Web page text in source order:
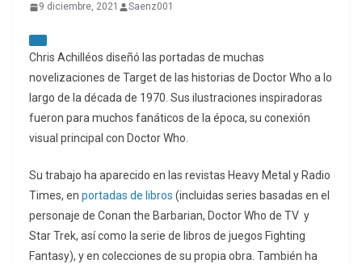
9 diciembre, 2021 Saenz001
Chris Achilléos diseñó las portadas de muchas
novelizaciones de Target de las historias de Doctor Who a lo
largo de la década de 1970. Sus ilustraciones inspiradoras
fueron para muchos fanáticos de la época, su conexión
visual principal con Doctor Who.
Su trabajo ha aparecido en las revistas Heavy Metal y Radio
Times, en portadas de libros (incluidas series basadas en el
personaje de Conan the Barbarian, Doctor Who de TV y
Star Trek, así como la serie de libros de juegos Fighting
Fantasy), y en colecciones de su propia obra. También ha